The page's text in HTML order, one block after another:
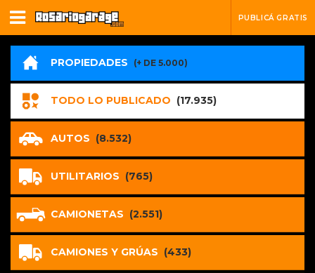
PUBLICÁ GRATIS
PROPIEDADES (+ DE 5.000)
TODO LO PUBLICADO (17.935)
AUTOS (8.532)
UTILITARIOS (765)
CAMIONETAS (2.551)
CAMIONES Y GRÚAS (433)